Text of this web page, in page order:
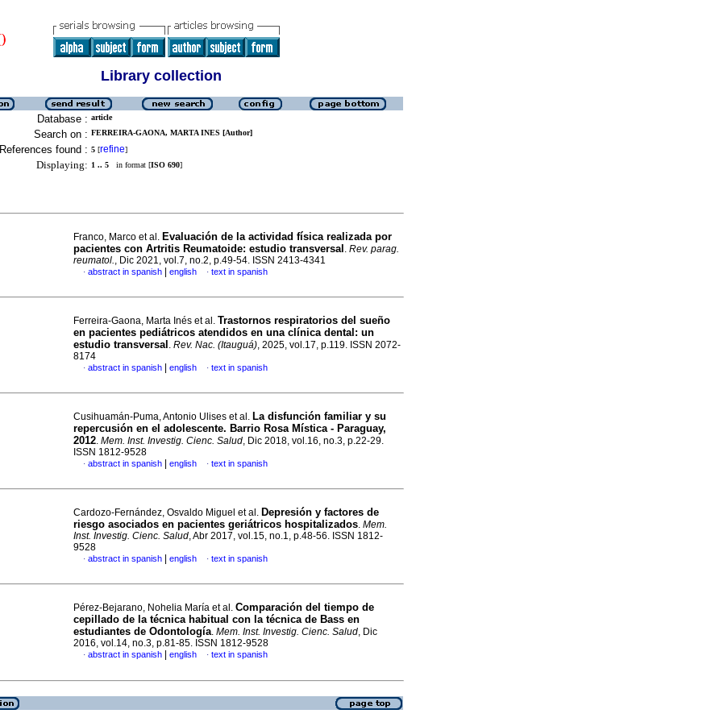
Library collection
Database : article
Search on : FERREIRA-GAONA, MARTA INES [Author]
References found : 5 [refine]
Displaying: 1 .. 5 in format [ISO 690]
Franco, Marco et al. Evaluación de la actividad física realizada por
pacientes con Artritis Reumatoide: estudio transversal . Rev. parag.
reumatol., Dic 2021, vol.7, no.2, p.49-54. ISSN 2413-4341
· abstract in spanish english · text in spanish
Ferreira-Gaona, Marta Inés et al. Trastornos respiratorios del sueño
en pacientes pediátricos atendidos en una clínica dental: un
estudio transversal . Rev. Nac. (Itauguá), 2025, vol.17, p.119. ISSN 2072-
8174
· abstract in spanish english · text in spanish
Cusihuamán-Puma, Antonio Ulises et al. La disfunción familiar y su
repercusión en el adolescente. Barrio Rosa Mística - Paraguay,
2012. Mem. Inst. Investig. Cienc. Salud, Dic 2018, vol.16, no.3, p.22-29.
ISSN 1812-9528
· abstract in spanish english · text in spanish
Cardozo-Fernández, Osvaldo Miguel et al. Depresión y factores de
riesgo asociados en pacientes geriátricos hospitalizados. Mem.
Inst. Investig. Cienc. Salud, Abr 2017, vol.15, no.1, p.48-56. ISSN 1812-
9528
· abstract in spanish english · text in spanish
Pérez-Bejarano, Nohelia María et al. Comparación del tiempo de
cepillado de la técnica habitual con la técnica de Bass en
estudiantes de Odontología. Mem. Inst. Investig. Cienc. Salud, Dic
2016, vol.14, no.3, p.81-85. ISSN 1812-9528
· abstract in spanish english · text in spanish